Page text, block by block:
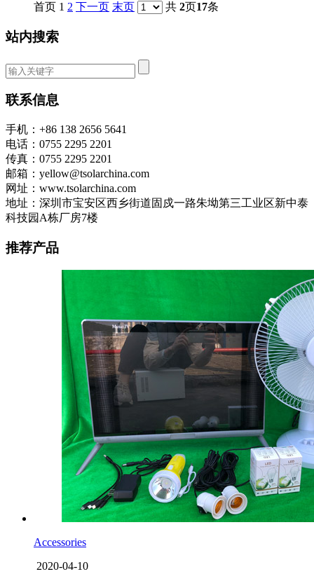
首页 1 2 下一页 末页 共 2页17条
站内搜索
联系信息
手机：+86 138 2656 5641
电话：0755 2295 2201
传真：0755 2295 2201
邮箱：yellow@tsolarchina.com
网址：www.tsolarchina.com
地址：深圳市宝安区西乡街道固戍一路朱坳第三工业区新中泰
科技园A栋厂房7楼
推荐产品
Accessories
2020-04-10